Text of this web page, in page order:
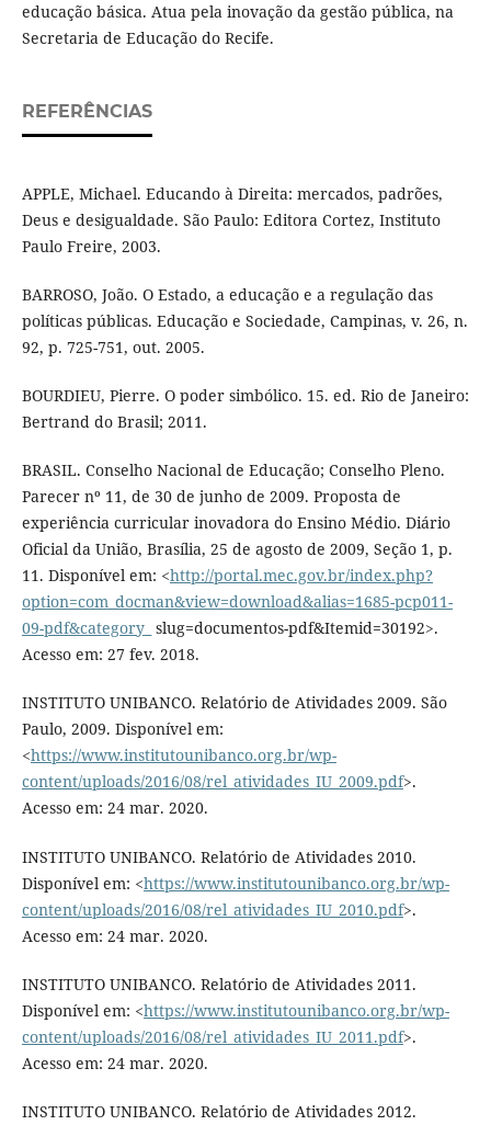
educação básica. Atua pela inovação da gestão pública, na
Secretaria de Educação do Recife.
REFERÊNCIAS
APPLE, Michael. Educando à Direita: mercados, padrões,
Deus e desigualdade. São Paulo: Editora Cortez, Instituto
Paulo Freire, 2003.
BARROSO, João. O Estado, a educação e a regulação das
políticas públicas. Educação e Sociedade, Campinas, v. 26, n.
92, p. 725-751, out. 2005.
BOURDIEU, Pierre. O poder simbólico. 15. ed. Rio de Janeiro:
Bertrand do Brasil; 2011.
BRASIL. Conselho Nacional de Educação; Conselho Pleno.
Parecer nº 11, de 30 de junho de 2009. Proposta de
experiência curricular inovadora do Ensino Médio. Diário
Oficial da União, Brasília, 25 de agosto de 2009, Seção 1, p.
11. Disponível em: <http://portal.mec.gov.br/index.php?
option=com_docman&view=download&alias=1685-pcp011-
09-pdf&category_ slug=documentos-pdf&Itemid=30192>.
Acesso em: 27 fev. 2018.
INSTITUTO UNIBANCO. Relatório de Atividades 2009. São
Paulo, 2009. Disponível em:
<https://www.institutounibanco.org.br/wp-
content/uploads/2016/08/rel_atividades_IU_2009.pdf>.
Acesso em: 24 mar. 2020.
INSTITUTO UNIBANCO. Relatório de Atividades 2010.
Disponível em: <https://www.institutounibanco.org.br/wp-
content/uploads/2016/08/rel_atividades_IU_2010.pdf>.
Acesso em: 24 mar. 2020.
INSTITUTO UNIBANCO. Relatório de Atividades 2011.
Disponível em: <https://www.institutounibanco.org.br/wp-
content/uploads/2016/08/rel_atividades_IU_2011.pdf>.
Acesso em: 24 mar. 2020.
INSTITUTO UNIBANCO. Relatório de Atividades 2012.